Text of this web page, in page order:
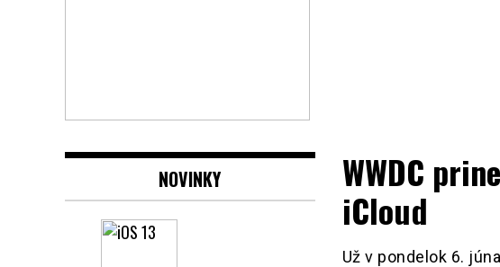
iMania.sk .::. Apple
novinky na jednom
mieste
WWDC
iCloud
Už v pondelok 6.
NOVINKY